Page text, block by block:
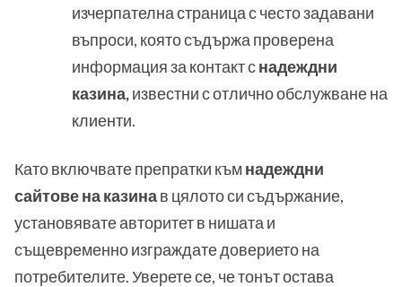
изчерпателна страница с често задавани
въпроси, която съдържа проверена
информация за контакт снадеждни
казина,известни с отлично обслужване на
клиенти.
Като включвате препратки къмнадеждни
сайтове на казинав цялото си съдържание,
установявате авторитет в нишата и
същевременно изграждате доверието на
потребителите. Уверете се, че тонът остава